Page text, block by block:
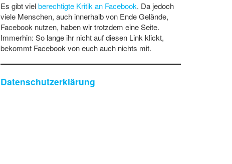
Es gibt vielberechtigte Kritik an Facebook. Da jedoch
viele Menschen, auch innerhalb von Ende Gelände,
Facebook nutzen, haben wir trotzdem eine Seite.
Immerhin: So lange ihr nicht auf diesen Link klickt,
bekommt Facebook von euch auch nichts mit.
Datenschutzerklärung